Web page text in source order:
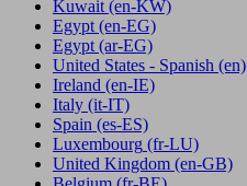
Kuwait (en-KW)
Egypt (en-EG)
Egypt (ar-EG)
United States - Spanish (en)
Ireland (en-IE)
Italy (it-IT)
Spain (es-ES)
Luxembourg (fr-LU)
United Kingdom (en-GB)